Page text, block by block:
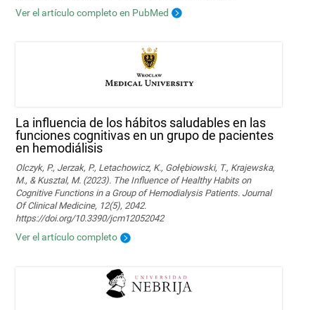
Ver el artículo completo en PubMed
La influencia de los hábitos saludables en las
funciones cognitivas en un grupo de pacientes
en hemodiálisis
Olczyk, P., Jerzak, P., Letachowicz, K., Gołębiowski, T., Krajewska,
M., & Kusztal, M. (2023). The Influence of Healthy Habits on
Cognitive Functions in a Group of Hemodialysis Patients. Journal
Of Clinical Medicine, 12(5), 2042.
https://doi.org/10.3390/jcm12052042
Ver el artículo completo